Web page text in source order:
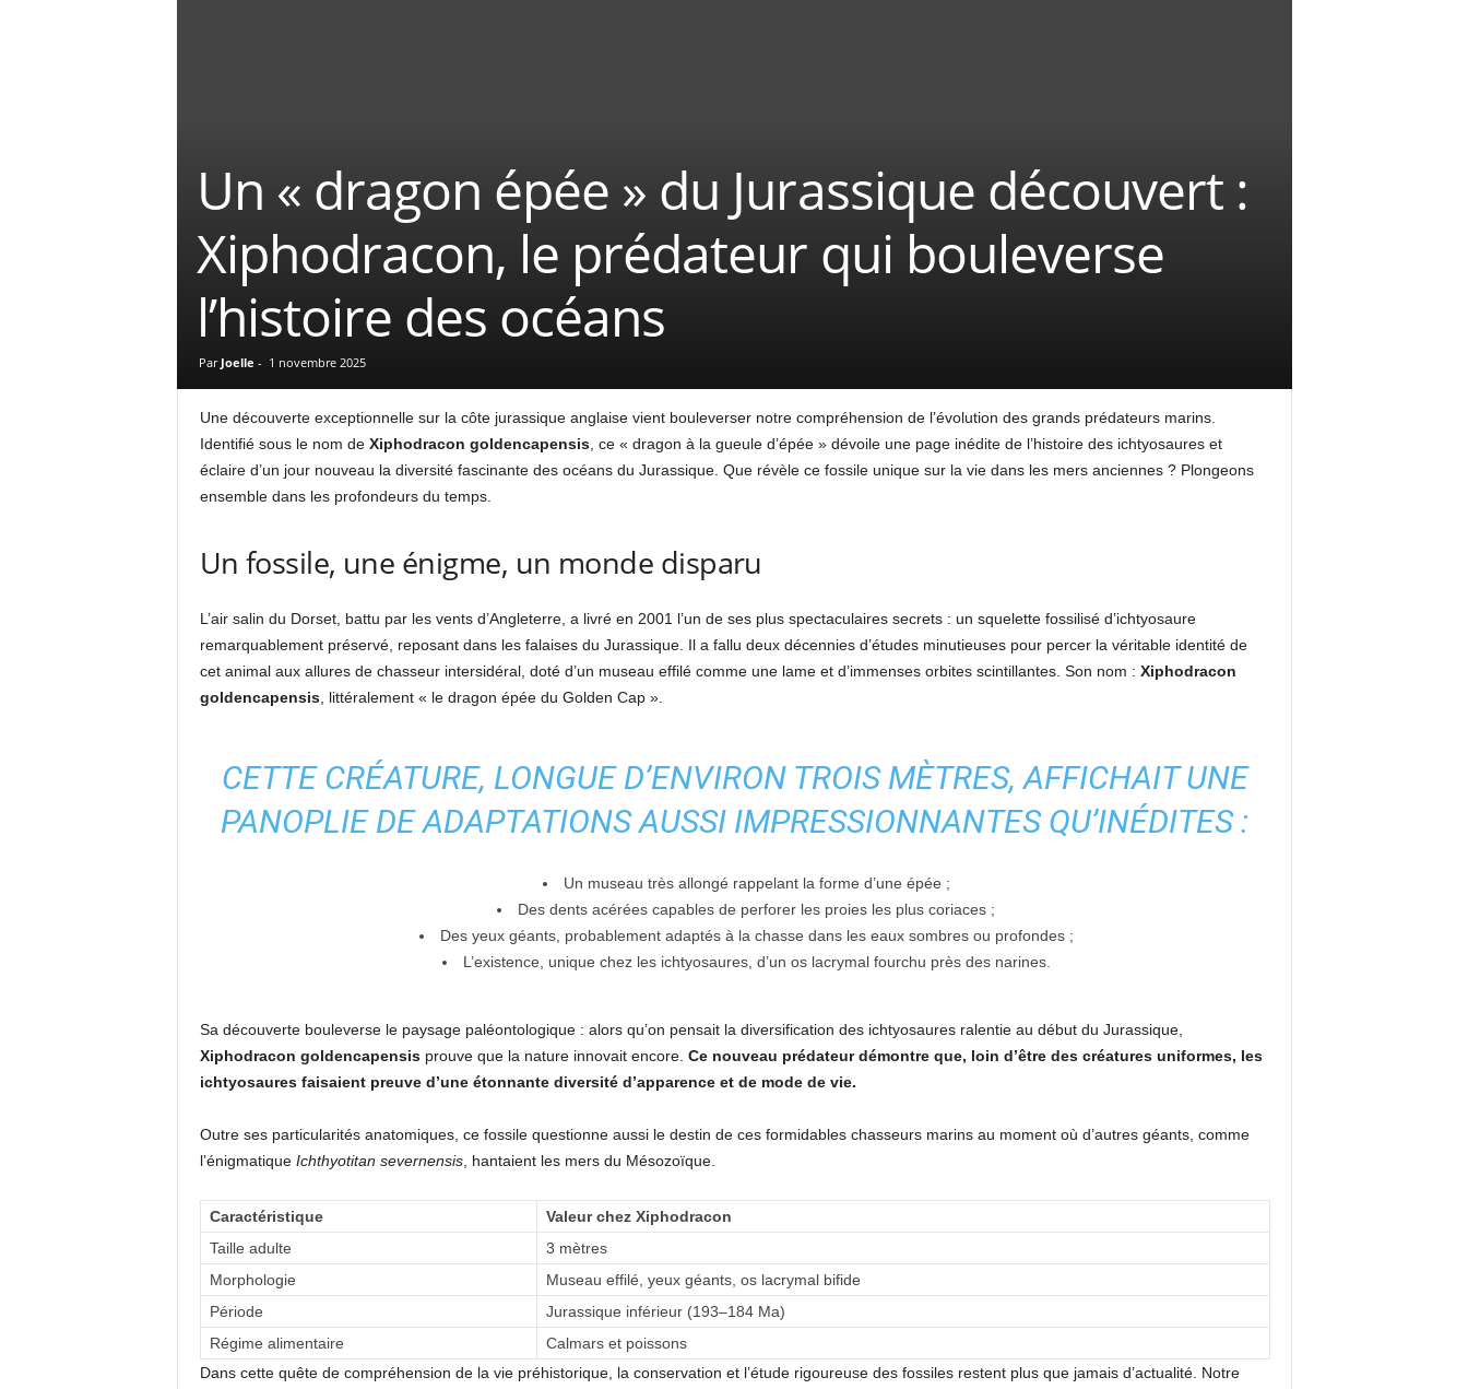
Un « dragon épée » du Jurassique découvert :
Xiphodracon, le prédateur qui bouleverse
l’histoire des océans
Par Joelle - 1 novembre 2025
Une découverte exceptionnelle sur la côte jurassique anglaise vient bouleverser notre compréhension de l’évolution des grands prédateurs marins.
Identifié sous le nom de Xiphodracon goldencapensis, ce « dragon à la gueule d’épée » dévoile une page inédite de l’histoire des ichtyosaures et
éclaire d’un jour nouveau la diversité fascinante des océans du Jurassique. Que révèle ce fossile unique sur la vie dans les mers anciennes ? Plongeons
ensemble dans les profondeurs du temps.
Un fossile, une énigme, un monde disparu
L’air salin du Dorset, battu par les vents d’Angleterre, a livré en 2001 l’un de ses plus spectaculaires secrets : un squelette fossilisé d’ichtyosaure
remarquablement préservé, reposant dans les falaises du Jurassique. Il a fallu deux décennies d’études minutieuses pour percer la véritable identité de
cet animal aux allures de chasseur intersidéral, doté d’un museau effilé comme une lame et d’immenses orbites scintillantes. Son nom : Xiphodracon
goldencapensis, littéralement « le dragon épée du Golden Cap ».
CETTE CRÉATURE, LONGUE D’ENVIRON TROIS MÈTRES, AFFICHAIT UNE
PANOPLIE DE ADAPTATIONS AUSSI IMPRESSIONNANTES QU’INÉDITES :
Un museau très allongé rappelant la forme d’une épée ;
Des dents acérées capables de perforer les proies les plus coriaces ;
Des yeux géants, probablement adaptés à la chasse dans les eaux sombres ou profondes ;
L’existence, unique chez les ichtyosaures, d’un os lacrymal fourchu près des narines.
Sa découverte bouleverse le paysage paléontologique : alors qu’on pensait la diversification des ichtyosaures ralentie au début du Jurassique,
Xiphodracon goldencapensisprouve que la nature innovait encore. Ce nouveau prédateur démontre que, loin d’être des créatures uniformes, les
ichtyosaures faisaient preuve d’une étonnante diversité d’apparence et de mode de vie.
Outre ses particularités anatomiques, ce fossile questionne aussi le destin de ces formidables chasseurs marins au moment où d’autres géants, comme
l’énigmatique Ichthyotitan severnensis, hantaient les mers du Mésozoïque.
Caractéristique
Valeur chez Xiphodracon
Taille adulte
3 mètres
Morphologie
Museau effilé, yeux géants, os lacrymal bifide
Période
Jurassique inférieur (193–184 Ma)
Régime alimentaire
Calmars et poissons
Dans cette quête de compréhension de la vie préhistorique, la conservation et l’étude rigoureuse des fossiles restent plus que jamais d’actualité. Notre